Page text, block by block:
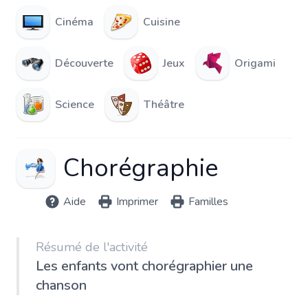
Cinéma Cuisine
Découverte Jeux Origami
Science Théâtre
Chorégraphie
Aide Imprimer Familles
Résumé de l'activité
Les enfants vont chorégraphier une
chanson